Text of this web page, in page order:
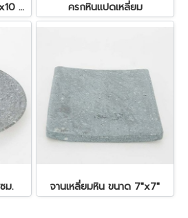
ครกหินแม็กซิโก ขนาด 19x10 ซม. ครกหินแปดเหลี่ยม
ม. จานเหลี่ยมหิน ขนาด 7"x7"